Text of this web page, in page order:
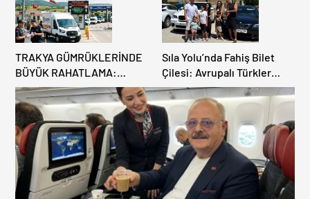
TRAKYA GÜMRÜKLERİNDE
BÜYÜK RAHATLAMA:
DEREKÖY HAFİF TİCARİ
ARAÇLARA AÇILIYOR!
Sıla Yolu’nda Fahiş Bilet
Çilesi: Avrupalı Türkler
Karayollarına Akın Etti,
Gümrükler Kilitlendi!